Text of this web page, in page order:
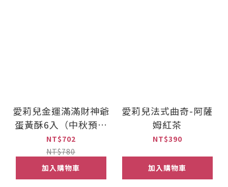
愛莉兒金運滿滿財神爺
蛋黃酥6入（中秋預購
9折優惠）
NT$702
NT$780
加入購物車
愛莉兒法式曲奇-阿薩
姆紅茶
NT$390
加入購物車